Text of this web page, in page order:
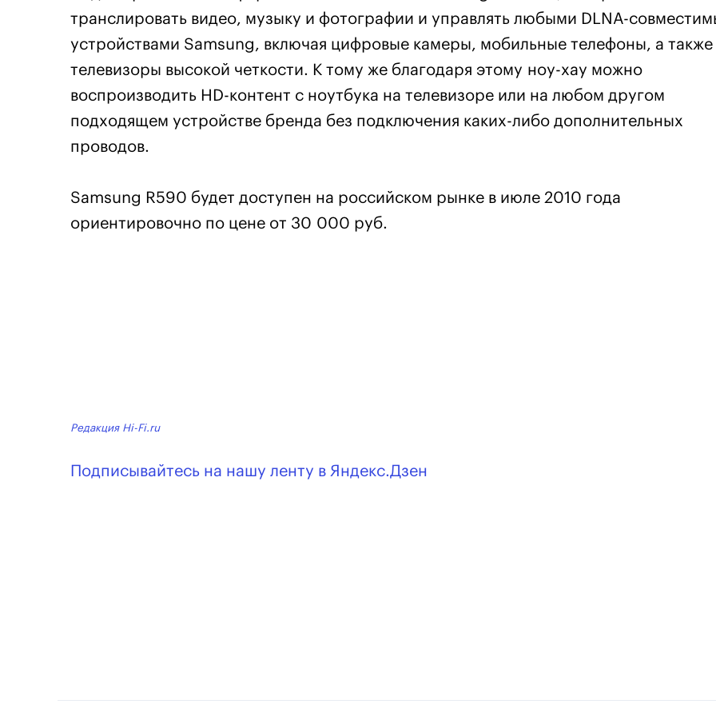
транслировать видео, музыку и фотографии и управлять любыми DLNA-
устройствами Samsung, включая цифровые камеры, мобильные телефоны, а также
телевизоры высокой четкости. К тому же благодаря этому ноу-хау можно
воспроизводить HD-контент с ноутбука на телевизоре или на любом другом
подходящем устройстве бренда без подключения каких-либо дополнительных
проводов.
Samsung R590 будет доступен на российском рынке в июле 2010 года
ориентировочно по цене от 30 000 руб.
Редакция Hi-Fi.ru
Подписывайтесь на нашу ленту в Яндекс.Дзен